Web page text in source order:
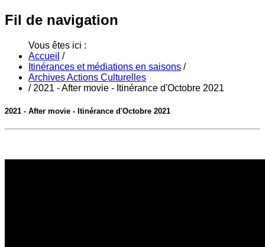
Fil de navigation
Vous êtes ici :
Accueil /
Itinérances et médiations en saisons /
Archives Actions Culturelles
/ 2021 - After movie - Itinérance d'Octobre 2021
2021 - After movie - Itinérance d'Octobre 2021